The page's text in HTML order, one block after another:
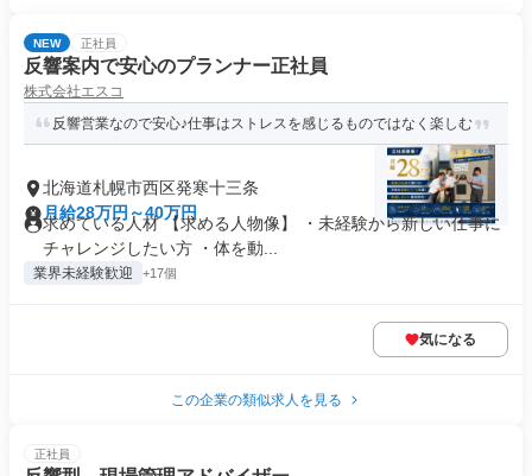
NEW 正社員
反響案内で安心のプランナー正社員
株式会社エスコ
反響営業なので安心♪仕事はストレスを感じるものではなく楽しむ
北海道札幌市西区発寒十三条
月給28万円～40万円
求めている人材 【求める人物像】 ・未経験から新しい仕事に
チャレンジしたい方 ・体を動...
業界未経験歓迎 +17個
気になる
この企業の類似求人を見る
正社員